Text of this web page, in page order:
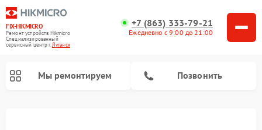
FIX-HIKMICRO
Ремонт устройств Hikmicro
Специализированный
cервисный центр г.Луганск
+7 (863) 333-79-21
Ежедневно с 9:00 до 21:00
Мы ремонтируем Позвонить